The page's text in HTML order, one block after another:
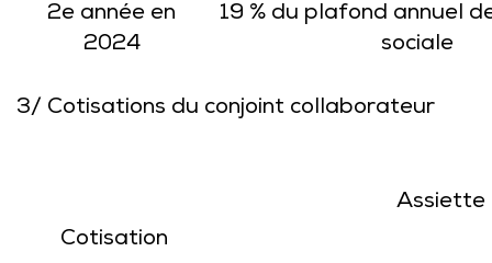
2e année en
2024
19 % du plafond annuel
sociale
3/ Cotisations du conjoint collaborateur
Cotisation
Assiette